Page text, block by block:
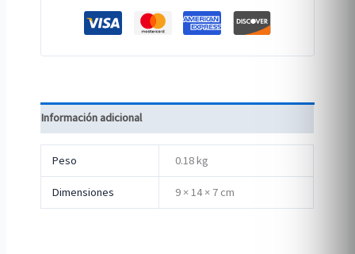
Información adicional
Peso 0.18 kg
Dimensiones 9 × 14 × 7 cm